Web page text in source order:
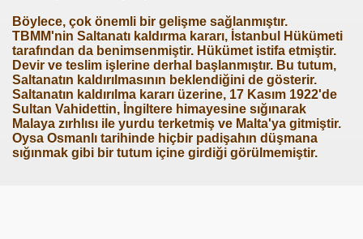
Böylece, çok önemli bir gelişme sağlanmıştır.
TBMM'nin Saltanatı kaldırma kararı, İstanbul Hükümeti
tarafından da benimsenmiştir. Hükümet istifa etmiştir.
Devir ve teslim işlerine derhal başlanmıştır. Bu tutum,
Saltanatın kaldırılmasının beklendiğini de gösterir.
Saltanatın kaldırılma kararı üzerine, 17 Kasım 1922'de
Sultan Vahidettin, İngiltere himayesine sığınarak
Malaya zırhlısı ile yurdu terketmiş ve Malta'ya gitmiştir.
Oysa Osmanlı tarihinde hiçbir padişahın düşmana
sığınmak gibi bir tutum içine girdiği görülmemiştir.